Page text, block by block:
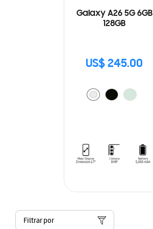
Galaxy A26 5G 6GB
128GB
US$ 245.00
Filtrar por